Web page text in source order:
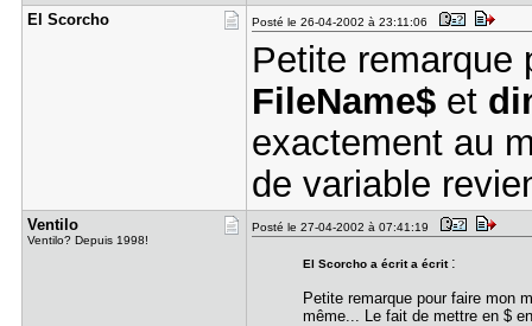
El Scorcho Posté le 26-04-2002 à 23:11:06
Petite
FileName$ et
exactement au
de variable
Ventilo
Ventilo? Depuis 1998!
Posté le 27-04-2002 à 07:41:19
El Scorcho a écrit a écrit :
Petite remarque pour faire mon
même... Le fait de mettre en $